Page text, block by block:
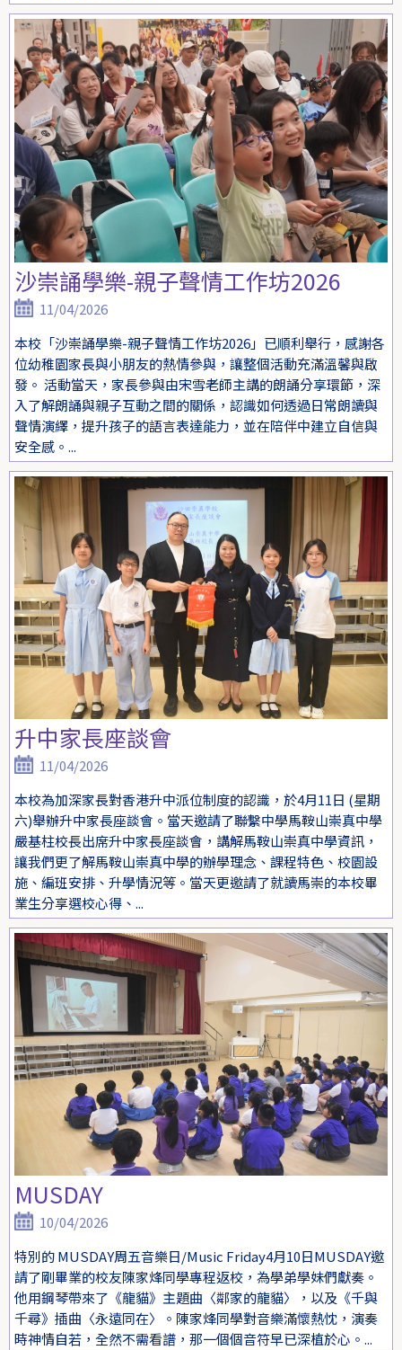
沙崇誦學樂-親子聲情工作坊2026
11/04/2026
本校「沙崇誦學樂-親子聲情工作坊2026」已順利舉行，感謝各
位幼稚園家長與小朋友的熱情參與，讓整個活動充滿溫馨與啟
發。 活動當天，家長參與由宋雪老師主講的朗誦分享環節，深
入了解朗誦與親子互動之間的關係，認識如何透過日常朗讀與
聲情演繹，提升孩子的語言表達能力，並在陪伴中建立自信與
安全感。...
升中家長座談會
11/04/2026
本校為加深家長對香港升中派位制度的認識，於4月11日 (星期
六)舉辦升中家長座談會。當天邀請了聯繫中學馬鞍山崇真中學
嚴基柱校長出席升中家長座談會，講解馬鞍山崇真中學資訊，
讓我們更了解馬鞍山崇真中學的辦學理念、課程特色、校園設
施、編班安排、升學情況等。當天更邀請了就讀馬崇的本校畢
業生分享選校心得、...
MUSDAY
10/04/2026
特別的 MUSDAY周五音樂日/Music Friday4月10日MUSDAY邀
請了剛畢業的校友陳家烽同學專程返校，為學弟學妹們獻奏。
他用鋼琴帶來了《龍貓》主題曲〈鄰家的龍貓〉，以及《千與
千尋》插曲〈永遠同在〉。陳家烽同學對音樂滿懷熱忱，演奏
時神情自若，全然不需看譜，那一個個音符早已深植於心。...